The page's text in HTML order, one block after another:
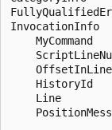
MyCommand
HistoryId
Line